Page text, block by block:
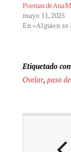
Poemas de Ana
mayo 11, 2025
En «Alguien
Etiquetado
Ovelar, paso